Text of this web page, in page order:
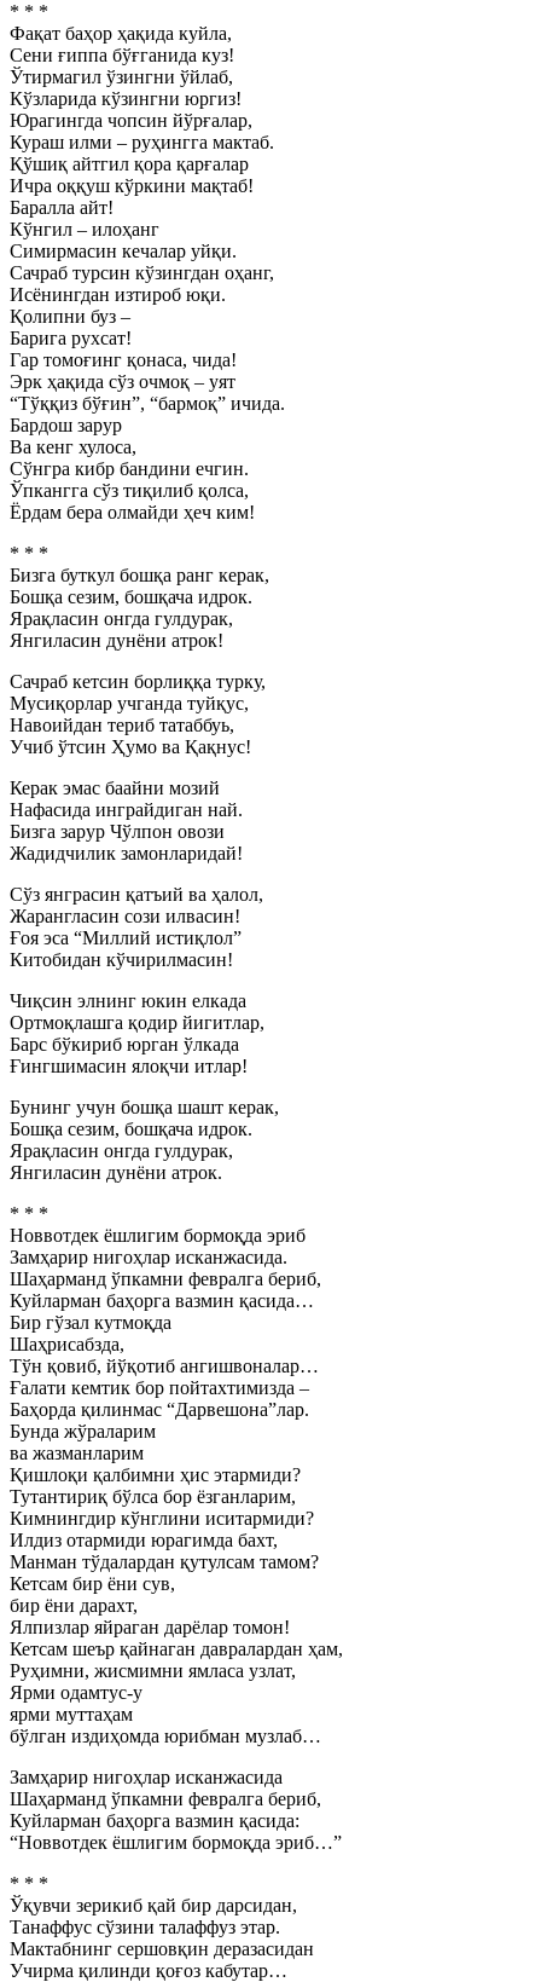
* * *
Фақат баҳор ҳақида куйла,
Сени ғиппа бўғганида куз!
Ўтирмагил ўзингни ўйлаб,
Кўзларида кўзингни юргиз!
Юрагингда чопсин йўрғалар,
Кураш илми – руҳингга мактаб.
Қўшиқ айтгил қора қарғалар
Ичра оққуш кўркини мақтаб!
Баралла айт!
Кўнгил – илоҳанг
Симирмасин кечалар уйқи.
Сачраб турсин кўзингдан оҳанг,
Исёнингдан изтироб юқи.
Қолипни буз –
Барига рухсат!
Гар томоғинг қонаса, чида!
Эрк ҳақида сўз очмоқ – уят
“Тўққиз бўғин”, “бармоқ” ичида.
Бардош зарур
Ва кенг хулоса,
Сўнгра кибр бандини ечгин.
Ўпкангга сўз тиқилиб қолса,
Ёрдам бера олмайди ҳеч ким!
* * *
Бизга буткул бошқа ранг керак,
Бошқа сезим, бошқача идрок.
Ярақласин онгда гулдурак,
Янгиласин дунёни атрок!
Сачраб кетсин борлиққа турку,
Мусиқорлар учганда туйқус,
Навоийдан териб татаббуь,
Учиб ўтсин Ҳумо ва Қақнус!
Керак эмас баайни мозий
Нафасида инграйдиган най.
Бизга зарур Чўлпон овози
Жадидчилик замонларидай!
Сўз янграсин қатъий ва ҳалол,
Жарангласин сози илвасин!
Ғоя эса “Миллий истиқлол”
Китобидан кўчирилмасин!
Чиқсин элнинг юкин елкада
Ортмоқлашга қодир йигитлар,
Барс бўкириб юрган ўлкада
Ғингшимасин ялоқчи итлар!
Бунинг учун бошқа шашт керак,
Бошқа сезим, бошқача идрок.
Ярақласин онгда гулдурак,
Янгиласин дунёни атрок.
* * *
Новвотдек ёшлигим бормоқда эриб
Замҳарир нигоҳлар исканжасида.
Шаҳарманд ўпкамни февралга бериб,
Куйларман баҳорга вазмин қасида…
Бир гўзал кутмоқда
Шаҳрисабзда,
Тўн қовиб, йўқотиб ангишвоналар…
Ғалати кемтик бор пойтахтимизда –
Баҳорда қилинмас “Дарвешона”лар.
Бунда жўраларим
ва жазманларим
Қишлоқи қалбимни ҳис этармиди?
Тутантириқ бўлса бор ёзганларим,
Кимнингдир кўнглини иситармиди?
Илдиз отармиди юрагимда бахт,
Манман тўдалардан қутулсам тамом?
Кетсам бир ёни сув,
бир ёни дарахт,
Ялпизлар яйраган дарёлар томон!
Кетсам шеър қайнаган давралардан ҳам,
Руҳимни, жисмимни ямласа узлат,
Ярми одамтус-у
ярми муттаҳам
бўлган издиҳомда юрибман музлаб…
Замҳарир нигоҳлар исканжасида
Шаҳарманд ўпкамни февралга бериб,
Куйларман баҳорга вазмин қасида:
“Новвотдек ёшлигим бормоқда эриб…”
* * *
Ўқувчи зерикиб қай бир дарсидан,
Танаффус сўзини талаффуз этар.
Мактабнинг сершовқин деразасидан
Учирма қилинди қоғоз кабутар…